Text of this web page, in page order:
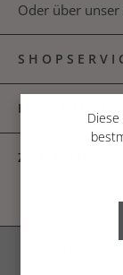
Oder über unser
Alle Preise